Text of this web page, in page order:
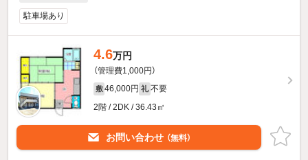
駐車場あり
4.6万円
（管理費1,000円）
敷 46,000円 礼 不要
2階 / 2DK / 36.43㎡
お問い合わせ （無料）